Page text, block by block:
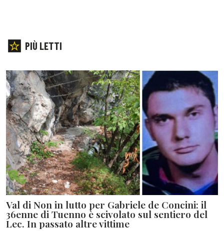
PIÙ LETTI
Val di Non in lutto per Gabriele de Concini: il
36enne di Tuenno è scivolato sul sentiero del
Lec. In passato altre vittime